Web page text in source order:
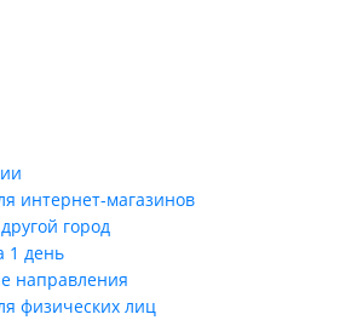
интернет-магазинов
город
1 день
направления
физических лиц